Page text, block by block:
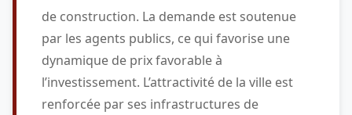
de construction. La demande est soutenue
par les agents publics, ce qui favorise une
dynamique de prix favorable à
l’investissement. L’attractivité de la ville est
renforcée par ses infrastructures de